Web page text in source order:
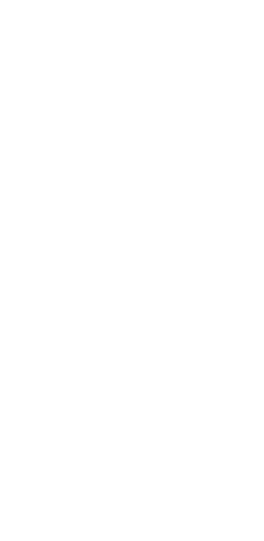
Su declaración goza
de las víctimas de los
Policía que investigan
El tribunal señala así el
procedimiento y
trata, explica, de
en el que el acusado es
amabilidad, saber
tras lo cual la agresión
último día del viaje,
En la ejecución de los
«Se acerca a las
tomar una copa y jugar